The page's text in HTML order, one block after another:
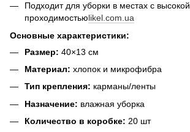
Подходит для уборки в местах с высокой
проходимостьюlikel.com.ua
Основные характеристики:
Размер: 40×13 см
Материал: хлопок и микрофибра
Тип крепления: карманы/ленты
Назначение: влажная уборка
Количество в коробке: 20 шт